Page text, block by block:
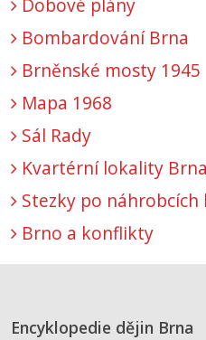
Dobové plány
Bombardování Brna
Brněnské mosty 1945
Mapa 1968
Sál Rady
Kvartérní lokality Brna
Stezky po
Brno a konflikty
Encyklopedie dějin Brna